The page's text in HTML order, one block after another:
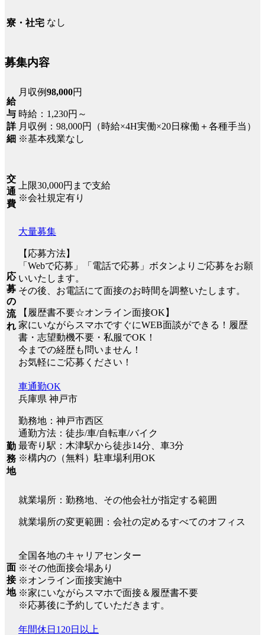
寮・社宅 なし
募集内容
給
与
詳
細
月収例98,000円
時給：1,230円～
月収例：98,000円（時給×4H実働×20日稼働＋各種手当）
※基本残業なし
交
通
費
上限30,000円まで支給
※会社規定有り
応
募
の
流
れ
大量募集
【応募方法】
「Webで応募」「電話で応募」ボタンよりご応募をお願
いいたします。
その後、お電話にて面接のお時間を調整いたします。
【履歴書不要☆オンライン面接OK】
家にいながらスマホですぐにWEB面談ができる！履歴
書・志望動機不要・私服でOK！
今までの経歴も問いません！
お気軽にご応募ください！
勤
務
地
車通勤OK
兵庫県 神戸市
勤務地：神戸市西区
通勤方法：徒歩/車/自転車/バイク
最寄り駅：木津駅から徒歩14分、車3分
※構内の（無料）駐車場利用OK
就業場所：勤務地、その他会社が指定する範囲
就業場所の変更範囲：会社の定めるすべてのオフィス
面
接
地
全国各地のキャリアセンター
※その他面接会場あり
※オンライン面接実施中
※家にいながらスマホで面接＆履歴書不要
※応募後に予約していただきます。
年間休日120日以上